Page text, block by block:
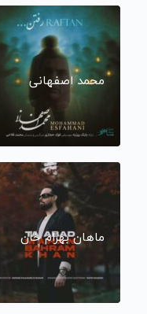
محمد اصفهانی
ماهان بهرام خان